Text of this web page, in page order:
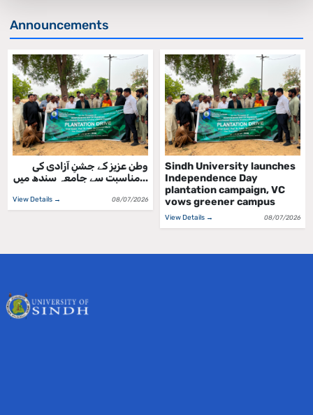
Announcements
وطن عزیز کے جشنِ آزادی کی
مناسبت سے جامعہ سندھ میں...
View Details → 08/07/2026
Sindh University launches
Independence Day
plantation campaign, VC
vows greener campus
View Details → 08/07/2026